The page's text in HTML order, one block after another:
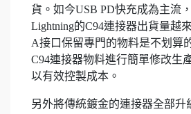
貨。如今USB PD快充成為主流
Lightning的C94連接器出貨量越
A接口保留專門的物料是不划算
C94連接器物料進行簡單修改生
以有效控製成本。
另外將傳統鍍金的連接器全部升